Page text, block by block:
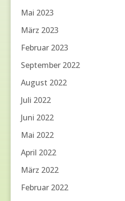
Mai 2023
März 2023
Februar 2023
September 2022
August 2022
Juli 2022
Juni 2022
Mai 2022
April 2022
März 2022
Februar 2022